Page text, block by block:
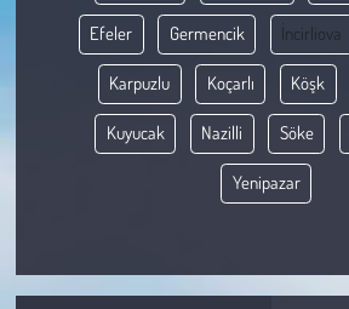
Efeler Germencik İncirliova
Karpuzlu Koçarlı Köşk
Kuyucak Nazilli Söke
Yenipazar
Çevre
Galeri
Tarih